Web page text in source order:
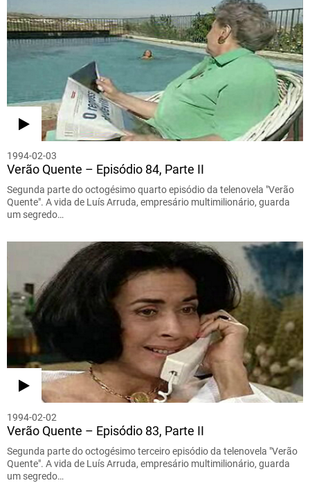
1994-02-03
Verão Quente – Episódio 84, Parte II
Segunda parte do octogésimo quarto episódio da telenovela "Verão
Quente". A vida de Luís Arruda, empresário multimilionário, guarda
um segredo…
1994-02-02
Verão Quente – Episódio 83, Parte II
Segunda parte do octogésimo terceiro episódio da telenovela "Verão
Quente". A vida de Luís Arruda, empresário multimilionário, guarda
um segredo…